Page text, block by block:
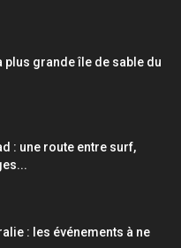
plus grande île de sable du
: une route entre surf,
: les événements à ne